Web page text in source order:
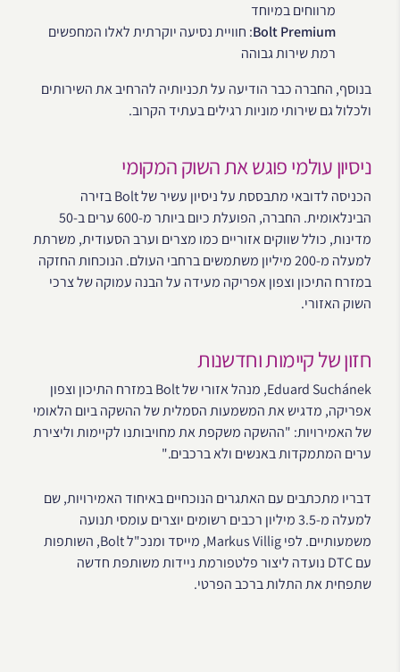
מרווחים במיוחד
Bolt Premium: חוויית נסיעה יוקרתית לאלו המחפשים
רמת שירות גבוהה
בנוסף, החברה כבר הודיעה על תכניותיה להרחיב את השירותים
ולכלול גם שירותי מוניות רגילים בעתיד הקרוב.
ניסיון עולמי פוגש את השוק המקומי
הכניסה לדובאי מתבססת על ניסיון עשיר של Bolt בזירה
הבינלאומית. החברה, הפועלת כיום ביותר מ-600 ערים ב-50
מדינות, כולל שווקים אזוריים כמו מצרים וערב הסעודית, משרתת
למעלה מ-200 מיליון משתמשים ברחבי העולם. הנוכחות החזקה
במזרח התיכון וצפון אפריקה מעידה על הבנה עמוקה של צרכי
השוק האזורי.
חזון של קיימות וחדשנות
Eduard Suchánek, מנהל אזורי של Bolt במזרח התיכון וצפון
אפריקה, מדגיש את המשמעות הסמלית של ההשקה ביום הלאומי
של האמירויות: "ההשקה משקפת את מחויבותנו לקיימות וליצירת
ערים המתמקדות באנשים ולא ברכבים."
דבריו מתכתבים עם האתגרים הנוכחיים באיחוד האמירויות, שם
למעלה מ-3.5 מיליון רכבים רשומים יוצרים עומסי תנועה
משמעותיים. לפי Markus Villig, מייסד ומנכ"ל Bolt, השותפות
עם DTC נועדה ליצור פלטפורמת ניידות משותפת חדשה
שתפחית את התלות ברכב הפרטי.